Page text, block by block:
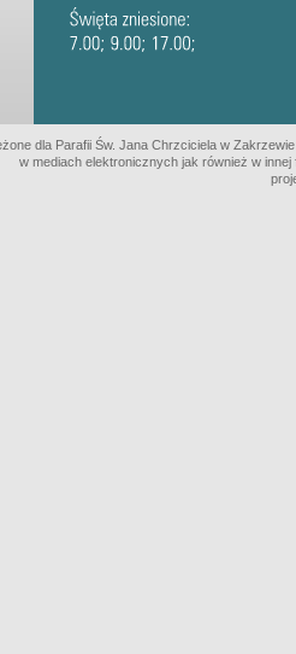
dla Parafii Św. Jana Chrzciciela w
w mediach elektronicznych jak również w